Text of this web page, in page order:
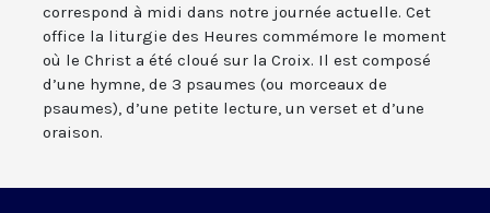
correspond à midi dans notre journée actuelle. Cet
office la liturgie des Heures commémore le moment
où le Christ a été cloué sur la Croix. Il est composé
d’une hymne, de 3 psaumes (ou morceaux de
psaumes), d’une petite lecture, un verset et d’une
oraison.